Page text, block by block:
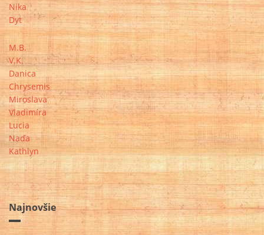
Nika
Dyt
M.B.
V.K.
Danica
Chrysemis
Miroslava
Vladimíra
Lucia
Naďa
Kathlyn
Najnovšie